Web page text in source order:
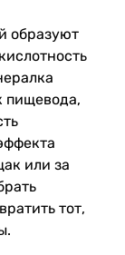
образуют
пищевода,
или за
тот,